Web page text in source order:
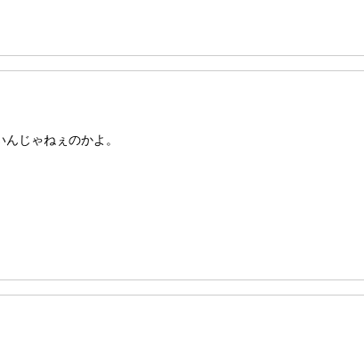
じゃねぇのかよ。